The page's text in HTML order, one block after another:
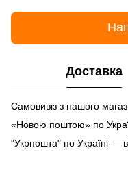
Доставка
Самовивіз з нашого
«Новою поштою» по
"Укрпошта" по Україні —